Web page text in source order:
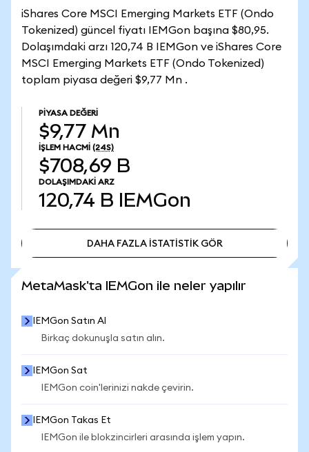
iShares Core MSCI Emerging Markets ETF (Ondo
Tokenized) güncel fiyatı IEMGon başına $80,95.
Dolaşımdaki arzı 120,74 B IEMGon ve iShares Core
MSCI Emerging Markets ETF (Ondo Tokenized)
toplam piyasa değeri $9,77 Mn .
PIYASA DEĞERI
$9,77 Mn
İŞLEM HACMI (24S)
$708,69 B
DOLAŞIMDAKI ARZ
120,74 B IEMGon
DAHA FAZLA İSTATİSTİK GÖR
MetaMask'ta IEMGon ile neler yapılır
IEMGon Satın Al
Birkaç dokunuşla satın alın.
IEMGon Sat
IEMGon coin'lerinizi nakde çevirin.
IEMGon Takas Et
IEMGon ile blokzincirleri arasında işlem yapın.